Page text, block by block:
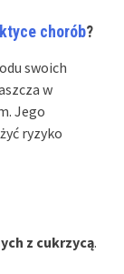
chorób?
swoich
w
Jego
ryzyko
z cukrzycą.